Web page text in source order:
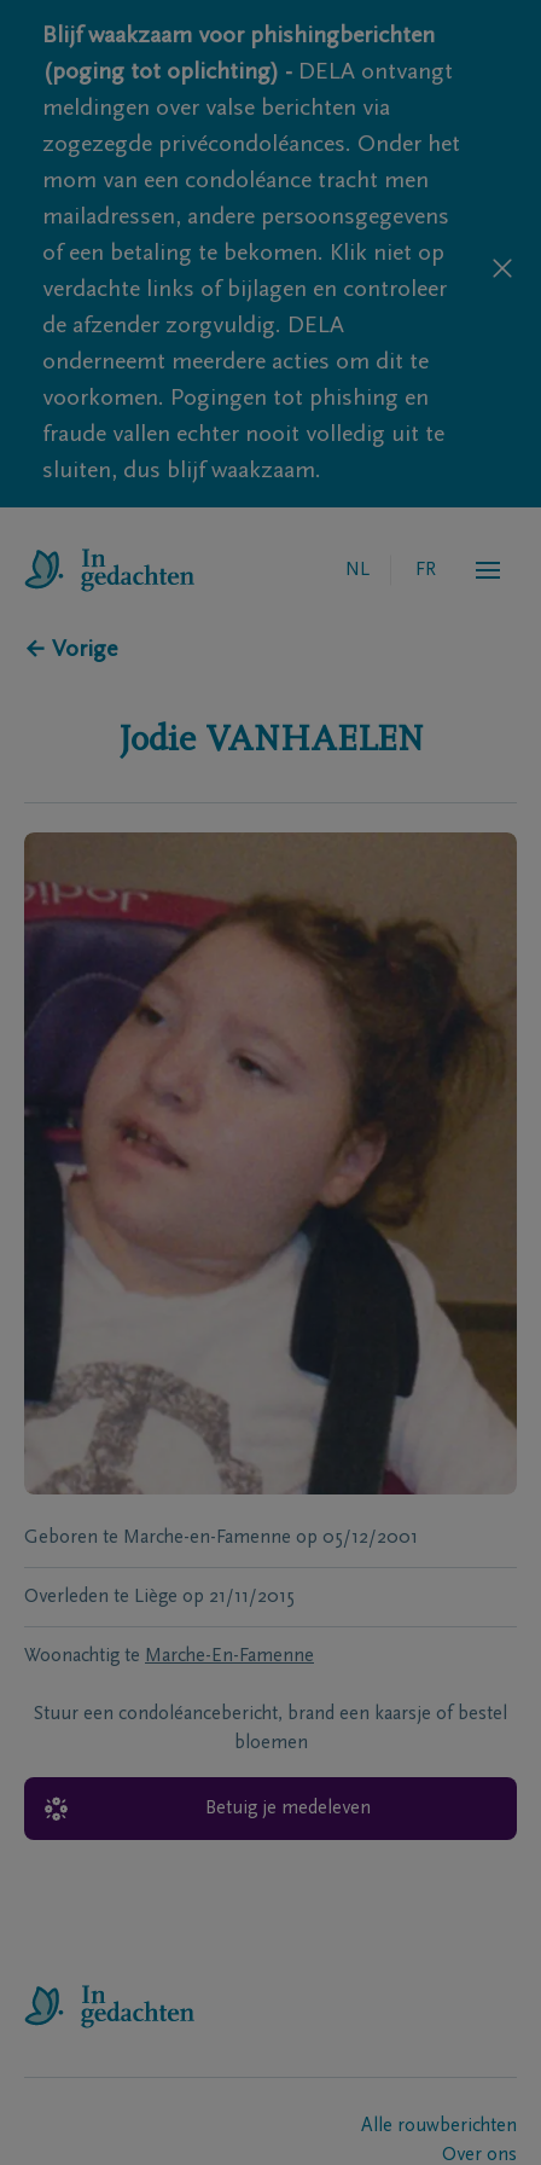
Blijf waakzaam voor phishingberichten
(poging tot oplichting) - DELA ontvangt
meldingen over valse berichten via
zogezegde privécondoléances. Onder het
mom van een condoléance tracht men
mailadressen, andere persoonsgegevens
of een betaling te bekomen. Klik niet op
verdachte links of bijlagen en controleer
de afzender zorgvuldig. DELA
onderneemt meerdere acties om dit te
voorkomen. Pogingen tot phishing en
fraude vallen echter nooit volledig uit te
sluiten, dus blijf waakzaam.
NL FR
← Vorige
Jodie VANHAELEN
Geboren te Marche-en-Famenne op 05/12/2001
Overleden te Liège op 21/11/2015
Woonachtig te Marche-En-Famenne
Stuur een condoléancebericht, brand een kaarsje of bestel
bloemen
Betuig je medeleven
Alle rouwberichten
Over ons